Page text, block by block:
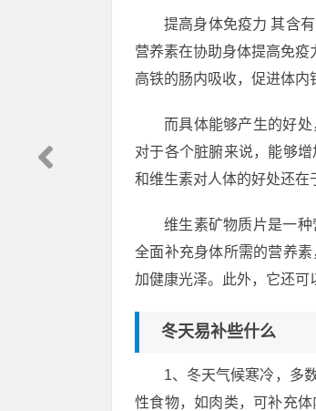
提高身体免疫力 其含
营养素在协助身体提高免
高铁的肠内吸收，促进体内
而具体能够产生的好
对于各个脏腑来说，能够
和维生素对人体的好处还在
维生素矿物质片是一
全面补充身体所需的营养
加健康光泽。此外，它还可
冬天易补些什么
1、冬天气候寒冷，多
性食物，如肉类，可补充